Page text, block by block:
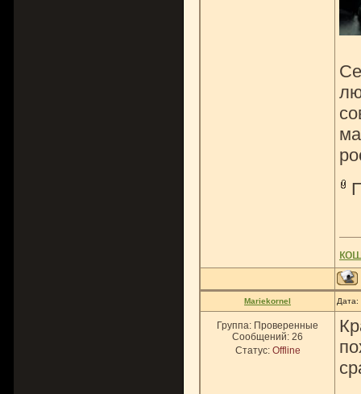
Mariekornel
Группа: Проверенные
Сообщений: 26
Статус: Offline